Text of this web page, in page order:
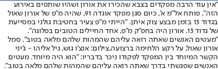
"אין עוד הרבה מפקדים בצבא שהכירו את אורון ושהיו שותפים באירוע
הזה", פותח אל"מ א', כיום סגן מפקד אוגדה 91, שהיה מ"פ של אורון שאול
בגדוד 13 בזמן מבצע צוק איתן. "הייתי מ"פ צעיר בחטיבת גולני במסייעת
של גדוד 13. אורון היה בחפ"ק מ"פ, אחד החיילים הטובים בפלוגה".
"מעטים האנשים שאתה רואה עליהם שהמהות שלהם מלאה בטוב". סמל
אורון שאול, על רקע הלחימה ברצועה,צילום: אנצ'ו גוש, גיל אליהו - ג'יני
הקשר המיוחד בין המפקד לפקודו ניכר בדבריו: "הוא היה מיוחד. מעטים
האנשים שפגשתי בדרך שאתה רואה עליהם שהמהות שלהם מלאה בטוב".